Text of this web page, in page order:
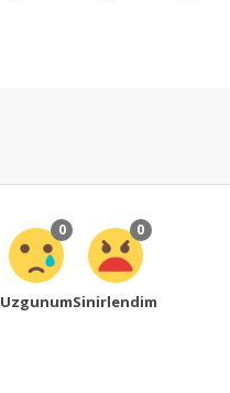
0
Uzgunum
0
Sinirlendim